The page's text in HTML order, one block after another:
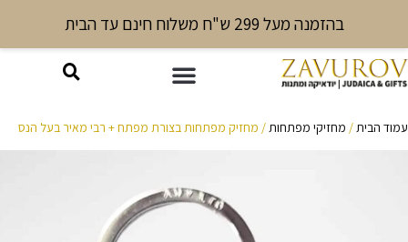
בהזמנה מעל 299 ש"ח משלוח חינם עד הבית
עמוד הבית/ מחזיקי מפתחות/ מחזיק מפתחות בצורת מפתח + רבי מאיר בעל הנס